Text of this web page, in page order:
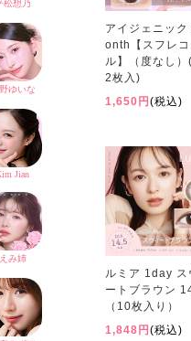
アイジェニック
onth【スフレコ
ル】（度なし）
2枚入)
1,650円 (税込)
ルミア 1day ス
ートブラウン
（10枚入り）
1,848円 (税込)